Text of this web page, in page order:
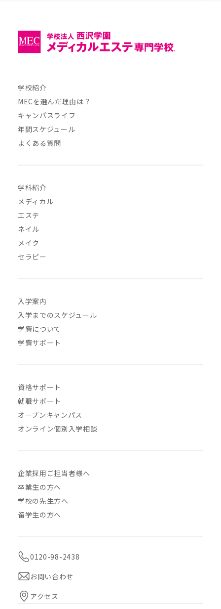
学校紹介
MECを選んだ理由は？
キャンパスライフ
年間スケジュール
よくある質問
学科紹介
メディカル
エステ
ネイル
メイク
セラピー
入学案内
入学までのスケジュール
学費について
学費サポート
資格サポート
就職サポート
オープンキャンパス
オンライン個別入学相談
企業採用ご担当者様へ
卒業生の方へ
学校の先生方へ
留学生の方へ
0120-98-2438
お問い合わせ
アクセス